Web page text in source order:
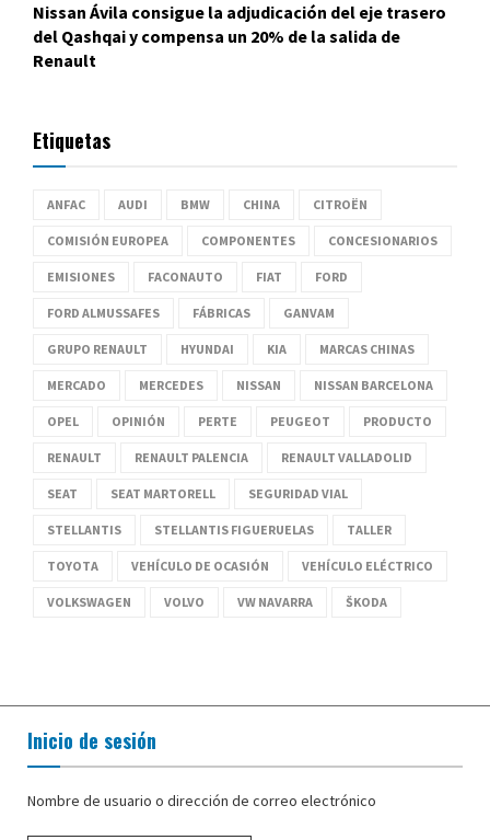
Nissan Ávila consigue la adjudicación del eje trasero
del Qashqai y compensa un 20% de la salida de
Renault
Etiquetas
ANFAC AUDI BMW CHINA CITROËN
COMISIÓN EUROPEA COMPONENTES CONCESIONARIOS
EMISIONES FACONAUTO FIAT FORD
FORD ALMUSSAFES FÁBRICAS GANVAM
GRUPO RENAULT HYUNDAI KIA MARCAS CHINAS
MERCADO MERCEDES NISSAN NISSAN BARCELONA
OPEL OPINIÓN PERTE PEUGEOT PRODUCTO
RENAULT RENAULT PALENCIA RENAULT VALLADOLID
SEAT SEAT MARTORELL SEGURIDAD VIAL
STELLANTIS STELLANTIS FIGUERUELAS TALLER
TOYOTA VEHÍCULO DE OCASIÓN VEHÍCULO ELÉCTRICO
VOLKSWAGEN VOLVO VW NAVARRA ŠKODA
Inicio de sesión
Nombre de usuario o dirección de correo electrónico